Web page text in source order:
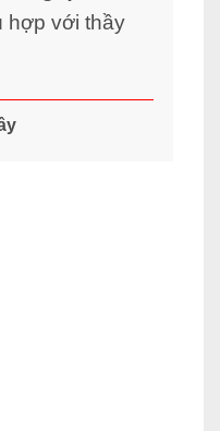
hợp với thầy